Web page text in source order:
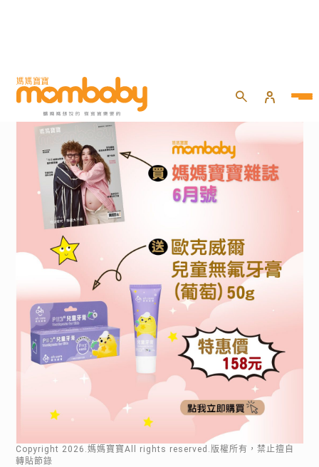
Copyright 2026 .媽媽寶寶All rights reserved.版權所有，禁止擅自
轉貼節錄